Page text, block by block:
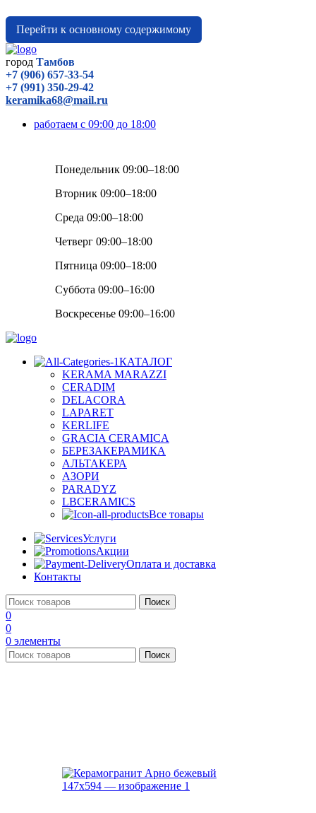
Перейти к основному содержимому
город Тамбов
+7 (906) 657-33-54
+7 (991) 350-29-42
keramika68@mail.ru
работаем с 09:00 до 18:00
Понедельник 09:00–18:00
Вторник 09:00–18:00
Среда 09:00–18:00
Четверг 09:00–18:00
Пятница 09:00–18:00
Суббота 09:00–16:00
Воскресенье 09:00–16:00
КАТАЛОГ
KERAMA MARAZZI
CERADIM
DELACORA
LAPARET
KERLIFE
GRACIA CERAMICA
БЕРЕЗАКЕРАМИКА
АЛЬТАКЕРА
АЗОРИ
PARADYZ
LBCERAMICS
Все товары
Услуги
Акции
Оплата и доставка
Контакты
Поиск
0
0
0 элементы
Поиск